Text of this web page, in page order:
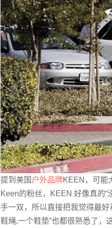
提到美国 户外品牌KEEN，可能
Keen的粉丝，KEEN 好像真的“
手一双，所以直接把我觉得最
鞋绳,一个鞋垫”也都很熟悉了，